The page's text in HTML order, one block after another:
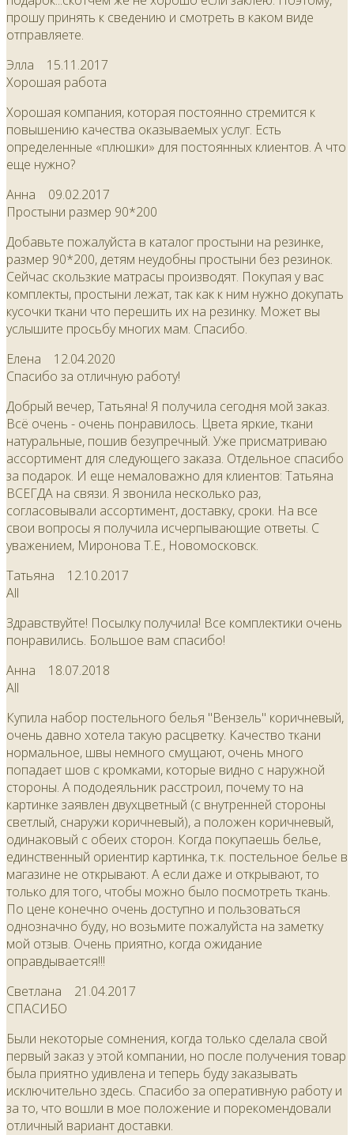
прошу принять к сведению и смотреть в каком виде
отправляете.
Элла 15.11.2017
Хорошая работа
Хорошая компания, которая постоянно стремится к
повышению качества оказываемых услуг. Есть
определенные «плюшки» для постоянных клиентов. А что
еще нужно?
Анна 09.02.2017
Простыни размер 90*200
Добавьте пожалуйста в каталог простыни на резинке,
размер 90*200, детям неудобны простыни без резинок.
Сейчас скользкие матрасы производят. Покупая у вас
комплекты, простыни лежат, так как к ним нужно докупать
кусочки ткани что перешить их на резинку. Может вы
услышите просьбу многих мам. Спасибо.
Елена 12.04.2020
Спасибо за отличную работу!
Добрый вечер, Татьяна! Я получила сегодня мой заказ.
Всё очень - очень понравилось. Цвета яркие, ткани
натуральные, пошив безупречный. Уже присматриваю
ассортимент для следующего заказа. Отдельное спасибо
за подарок. И еще немаловажно для клиентов: Татьяна
ВСЕГДА на связи. Я звонила несколько раз,
согласовывали ассортимент, доставку, сроки. На все
свои вопросы я получила исчерпывающие ответы. С
уважением, Миронова Т.Е., Новомосковск.
Татьяна 12.10.2017
All
Здравствуйте! Посылку получила! Все комплектики очень
понравились. Большое вам спасибо!
Анна 18.07.2018
All
Купила набор постельного белья "Вензель" коричневый,
очень давно хотела такую расцветку. Качество ткани
нормальное, швы немного смущают, очень много
попадает шов с кромками, которые видно с наружной
стороны. А пододеяльник расстроил, почему то на
картинке заявлен двухцветный (с внутренней стороны
светлый, снаружи коричневый), а положен коричневый,
одинаковый с обеих сторон. Когда покупаешь белье,
единственный ориентир картинка, т.к. постельное белье в
магазине не открывают. А если даже и открывают, то
только для того, чтобы можно было посмотреть ткань.
По цене конечно очень доступно и пользоваться
однозначно буду, но возьмите пожалуйста на заметку
мой отзыв. Очень приятно, когда ожидание
оправдывается!!!
Светлана 21.04.2017
СПАСИБО
Были некоторые сомнения, когда только сделала свой
первый заказ у этой компании, но после получения товар
была приятно удивлена и теперь буду заказывать
исключительно здесь. Спасибо за оперативную работу и
за то, что вошли в мое положение и порекомендовали
отличный вариант доставки.